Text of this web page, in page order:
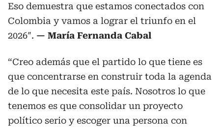
Eso demuestra que estamos conectados con
Colombia y vamos a lograr el triunfo en el
2026″. — María Fernanda Cabal
“Creo además que el partido lo que tiene es
que concentrarse en construir toda la agenda
de lo que necesita este país. Nosotros lo que
tenemos es que consolidar un proyecto
político serio y escoger una persona con